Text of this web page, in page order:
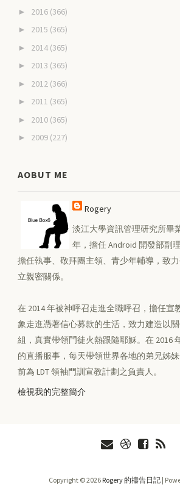
► 2016 (366)
► 2015 (365)
► 2014 (365)
► 2013 (365)
► 2012 (366)
► 2011 (365)
► 2010 (365)
► 2009 (227)
AOBUT ME
Rogery
淡江大學資訊管理研究所畢
年，擔任 Android 開發部副
擔任執事、敬拜團主領、青少年輔導，致
立親密關係。
在 2014 年被神呼召走進全職呼召，擔任宣
象走進憑著信心募款的生活，致力建造以
組，真實帶領門徒火熱跟隨耶穌。在 2016
的直播服事，每天帶領世界各地的弟兄姊
前為 LDT 領袖門訓宣教計劃之負責人。
檢視我的完整簡介
Copyright ©2026 Rogery 的禱告日記|